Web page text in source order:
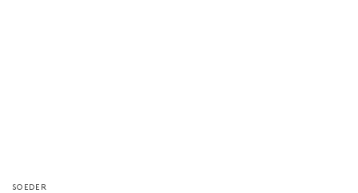
Verkäufer/in:
SOEDER